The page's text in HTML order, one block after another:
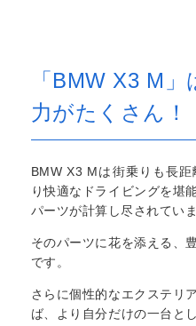
「BMW X3 M
力がたくさん！
BMW X3 Mは街乗りも長
り快適なドライビングを堪
パーツが計算し尽されていま
そのパーツに花を添える、
です。
さらに個性的なエクステリ
ば、より自分だけの一台と